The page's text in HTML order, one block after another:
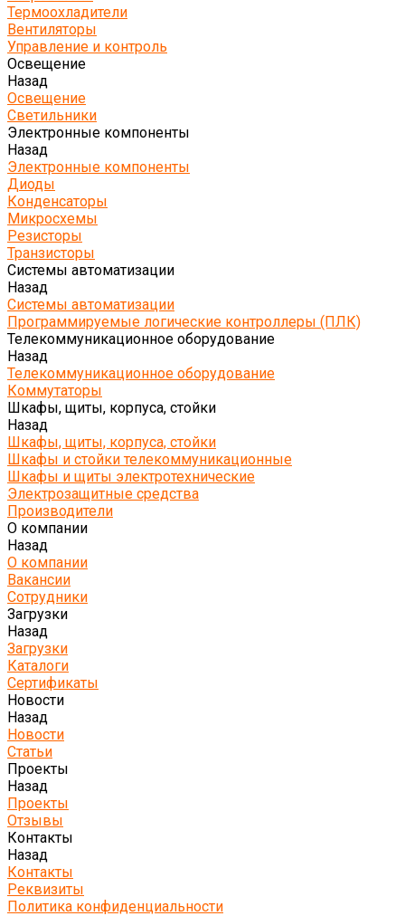
Термоохладители
Вентиляторы
Управление и контроль
Освещение
Назад
Освещение
Светильники
Электронные компоненты
Назад
Электронные компоненты
Диоды
Конденсаторы
Микросхемы
Резисторы
Транзисторы
Системы автоматизации
Назад
Системы автоматизации
Программируемые логические контроллеры (ПЛК)
Телекоммуникационное оборудование
Назад
Телекоммуникационное оборудование
Коммутаторы
Шкафы, щиты, корпуса, стойки
Назад
Шкафы, щиты, корпуса, стойки
Шкафы и стойки телекоммуникационные
Шкафы и щиты электротехнические
Электрозащитные средства
Производители
О компании
Назад
О компании
Вакансии
Сотрудники
Загрузки
Назад
Загрузки
Каталоги
Сертификаты
Новости
Назад
Новости
Статьи
Проекты
Назад
Проекты
Отзывы
Контакты
Назад
Контакты
Реквизиты
Политика конфиденциальности